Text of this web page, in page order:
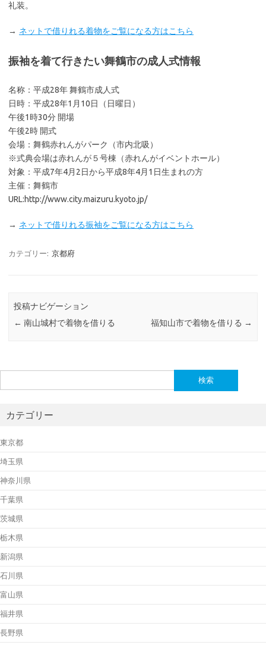
礼装。
→ ネットで借りれる着物をご覧になる方はこちら
振袖を着て行きたい舞鶴市の成人式情報
名称：平成28年 舞鶴市成人式
日時：平成28年1月10日（日曜日）
午後1時30分 開場
午後2時 開式
会場：舞鶴赤れんがパーク（市内北吸）
※式典会場は赤れんが５号棟（赤れんがイベントホール）
対象：平成7年4月2日から平成8年4月1日生まれの方
主催：舞鶴市
URL:http://www.city.maizuru.kyoto.jp/
→ ネットで借りれる振袖をご覧になる方はこちら
カテゴリー: 京都府
投稿ナビゲーション
← 南山城村で着物を借りる 福知山市で着物を借りる →
索:
カテゴリー
東京都
埼玉県
神奈川県
千葉県
茨城県
栃木県
新潟県
石川県
富山県
福井県
長野県